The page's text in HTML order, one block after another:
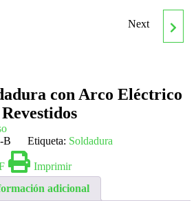
DE
EN SERVICIOS
Next
con Arco Eléctrico
B Etiqueta: Soldadura
Imprimir
adicional